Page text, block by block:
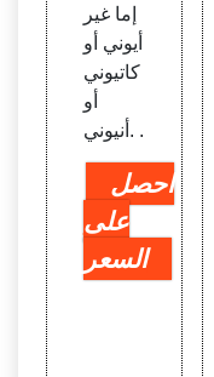
إما غير
أيوني أو
كاتيوني
أو
أنيوني. .
احصل
على
السعر